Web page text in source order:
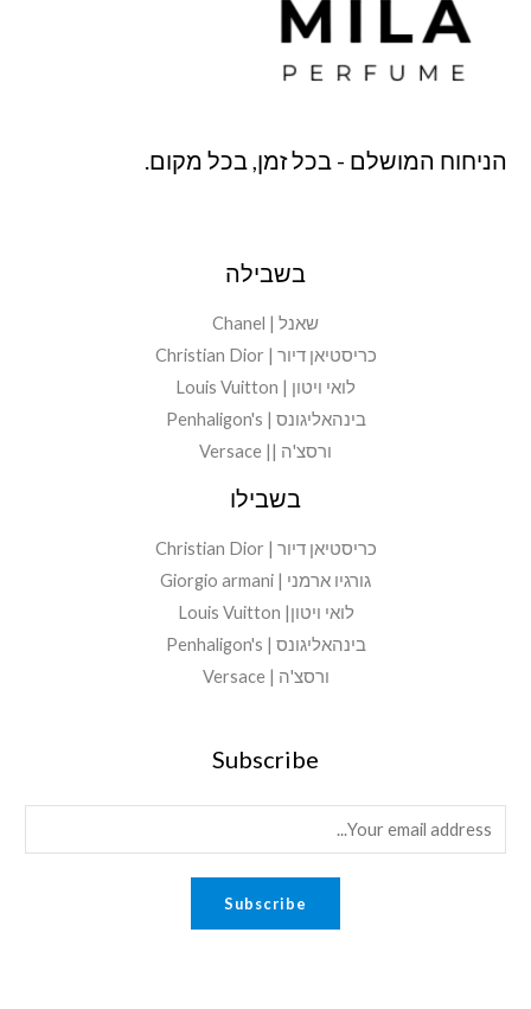
הניחוח המושלם - בכל זמן, בכל מקום.
בשבילה
שאנל | Chanel
כריסטיאן דיור | Christian Dior
לואי ויטון | Louis Vuitton
בינהאליגונס | Penhaligon's
ורסצ'ה || Versace
בשבילו
כריסטיאן דיור | Christian Dior
גורגיו ארמני | Giorgio armani
לואי ויטון| Louis Vuitton
בינהאליגונס | Penhaligon's
ורסצ'ה | Versace
Subscribe
m
Subscribe